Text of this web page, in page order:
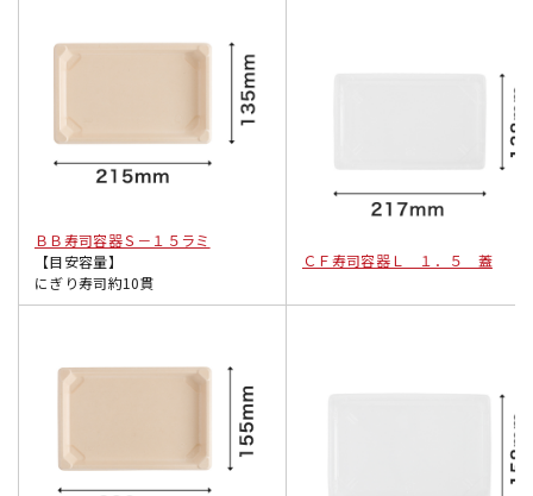
ＢＢ寿司容器Ｓ－１５ラミ
【目安容量】
にぎり寿司約10貫
ＣＦ寿司容器Ｌ １．５ 蓋